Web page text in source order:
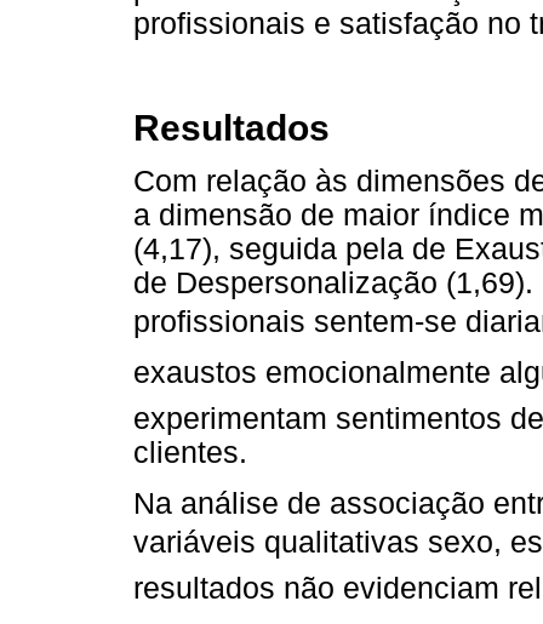
profissionais e satisfação no
Resultados
Com relação às dimensões
a dimensão de maior índice
(4,17), seguida pela de
de Despersonalização
profissionais sentem-se
exaustos emocionalmente
experimentam sentimentos
clientes.
Na análise de associação
variáveis qualitativas sexo,
resultados não evidenciam